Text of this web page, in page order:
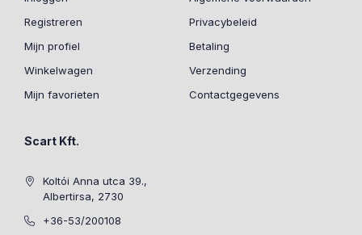
Registreren
Mijn profiel
Winkelwagen
Mijn favorieten
Privacybeleid
Betaling
Verzending
Contactgegevens
Scart Kft.
Koltói Anna utca 39.,
Albertirsa, 2730
+36-53/200108